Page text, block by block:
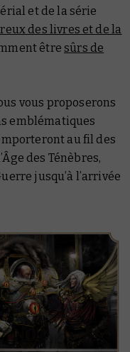
et de la série
des livres et de la
êtresûrs de
vous proposerons
emblématiques
au fil des
des Ténèbres,
jusqu’à l’arrivée